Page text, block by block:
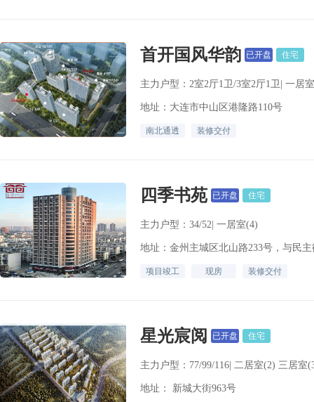
首开国风华韵 已开盘 住宅
主力户型：2室2厅1卫/3室2厅1卫| 一居
地址：大连市中山区港隆路110号
南北通透 装修交付
四季书苑 已开盘 住宅
主力户型：34/52| 一居室(4)
地址：金州主城区北山路233号，与民
项目竣工 现房 装修交付
星光宸阅 已开盘 住宅
主力户型：77/99/116| 二居室(2) 三居室
地址： 新城大街963号